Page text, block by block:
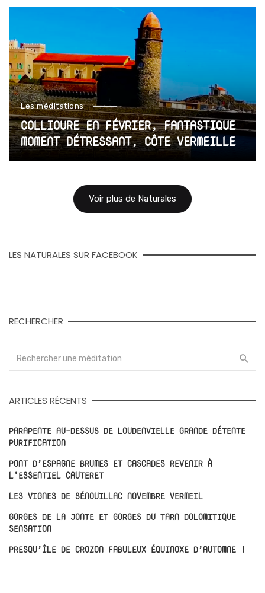
Les méditations
COLLIOURE EN FÉVRIER, FANTASTIQUE
MOMENT DÉTRESSANT, CÔTE VERMEILLE
Voir plus de Naturales
LES NATURALES SUR FACEBOOK
RECHERCHER
ARTICLES RÉCENTS
PARAPENTE AU-DESSUS DE LOUDENVIELLE GRANDE DÉTENTE
PURIFICATION
PONT D’ESPAGNE BRUMES ET CASCADES REVENIR À
L’ESSENTIEL CAUTERET
LES VIGNES DE SÉNOUILLAC NOVEMBRE VERMEIL
GORGES DE LA JONTE ET GORGES DU TARN DOLOMITIQUE
SENSATION
PRESQU’ÎLE DE CROZON FABULEUX ÉQUINOXE D’AUTOMNE !